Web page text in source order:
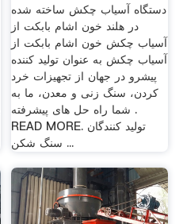
دستگاه آسیاب چکش ساخته شده
در هلند خون اشام بابکت از
آسیاب چکش خون اشام بابکت از
آسیاب چکش به عنوان تولید کننده
پیشرو در جهان از تجهیزات خرد
کردن، سنگ زنی و معدن، ما به
شما راه حل های پیشرفته .
READ MORE. تولید کنندگان
سنگ شکن ...